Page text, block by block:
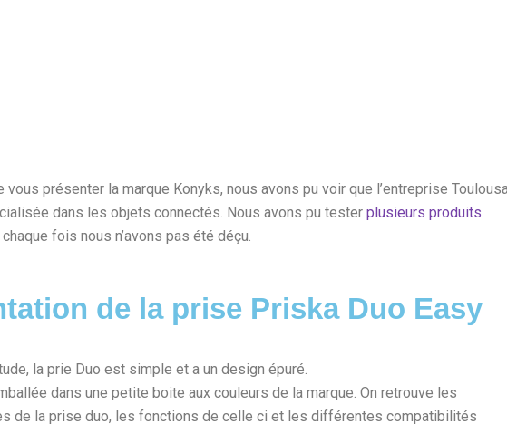
vous présenter la marque Konyks, nous avons pu voir que l’entreprise
dans les objets connectés. Nous avons pu tester plusieurs produits
fois nous n’avons pas été déçu.
de la prise Priska Duo Easy
la prie Duo est simple et a un design épuré.
dans une petite boite aux couleurs de la marque. On retrouve les
de la prise duo, les fonctions de celle ci et les différentes compatibilités